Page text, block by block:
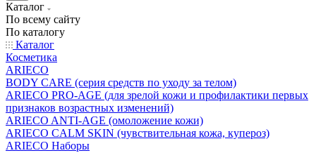
Каталог
По всему сайту
По каталогу
Каталог
Косметика
ARIECO
BODY CARE (серия средств по уходу за телом)
ARIECO PRO-AGE (для зрелой кожи и профилактики первых
признаков возрастных изменений)
ARIECO ANTI-AGE (омоложение кожи)
ARIECO CALM SKIN (чувствительная кожа, купероз)
ARIECO Наборы